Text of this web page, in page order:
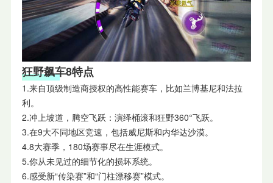
狂野飙车8特点
1.来自顶级制造商授权的高性能赛车，比如兰博基尼和法拉
利。
2.冲上坡道，腾空飞跃：演绎桶滚和狂野360°飞跃。
3.在9大不同地区竞速，包括威尼斯和内华达沙漠。
4.8大赛季，180场赛事尽在生涯模式。
5.你从未见过的细节化的损坏系统。
6.感受新“传染赛”和“门柱漂移赛”模式。